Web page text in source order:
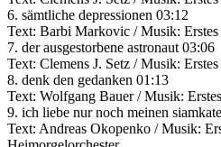
6. sämtliche depressionen 03:12
Text: Barbi Markovic / Musik:
7. der ausgestorbene astronaut 03:06
Text: Clemens J. Setz / Musik:
8. denk den gedanken 01:13
Text: Wolfgang Bauer / Musik:
9. ich liebe nur noch meinen
Text: Andreas Okopenko / Musik: